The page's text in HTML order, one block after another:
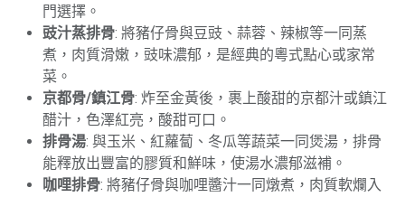
門選擇。
豉汁蒸排骨: 將豬仔骨與豆豉、蒜蓉、辣椒等一同蒸
煮，肉質滑嫩，豉味濃郁，是經典的粵式點心或家常
菜。
京都骨/鎮江骨: 炸至金黃後，裹上酸甜的京都汁或鎮江
醋汁，色澤紅亮，酸甜可口。
排骨湯: 與玉米、紅蘿蔔、冬瓜等蔬菜一同煲湯，排骨
能釋放出豐富的膠質和鮮味，使湯水濃郁滋補。
咖哩排骨: 將豬仔骨與咖哩醬汁一同燉煮，肉質軟爛入